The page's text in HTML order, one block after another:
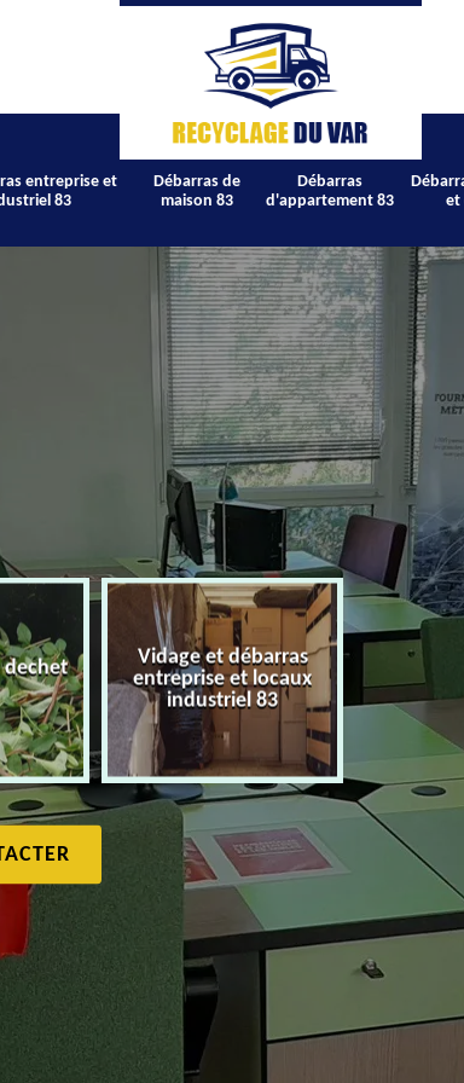
entreprise et
83
Débarras de
maison 83
Débarras
d'appartement 83
et
dechet
Vidage et débarras
entreprise et locaux
industriel 83
Débarras